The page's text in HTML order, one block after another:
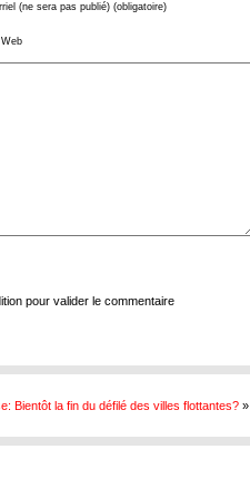
(ne sera pas publié) (obligatoire)
pour valider le commentaire
Bientôt la fin du défilé des villes flottantes? »